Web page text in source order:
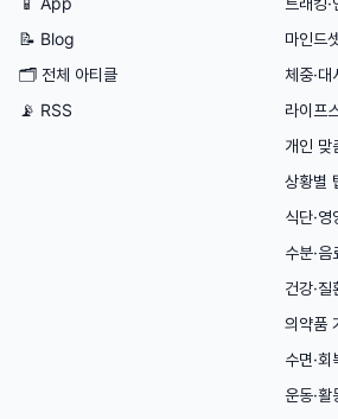
📝 Blog
🗂 전체 아티클
📡 RSS
마인드
체중·대
라이프
개인 맞
상황별
식단·영
수분·음
건강·질
의약품
수면·회
운동·활